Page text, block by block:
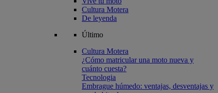
Cultura Motera
De leyenda
Último
Cultura Motera
¿Cómo matricular una moto nueva y
cuánto cuesta?
Tecnologia
Embrague húmedo: ventajas, desventajas y